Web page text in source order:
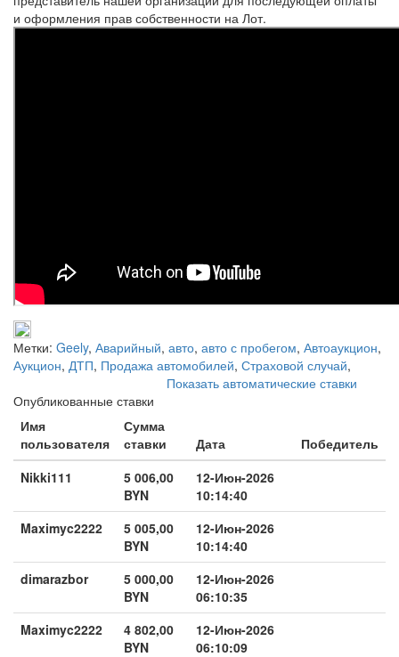
и оформления прав собственности на Лот.
Метки: Geely, Аварийный, авто, авто с пробегом, Автоаукцион,
Аукцион, ДТП, Продажа автомобилей, Страховой случай,
Показать автоматические ставки
Опубликованные ставки
Имя
пользователя
Сумма
ставки
Дата
Победитель
Nikki111
5 006,00
BYN
12-Июн-2026
10:14:40
Maximyc2222
5 005,00
BYN
12-Июн-2026
10:14:40
dimarazbor
5 000,00
BYN
12-Июн-2026
06:10:35
Maximyc2222
4 802,00
BYN
12-Июн-2026
06:10:09